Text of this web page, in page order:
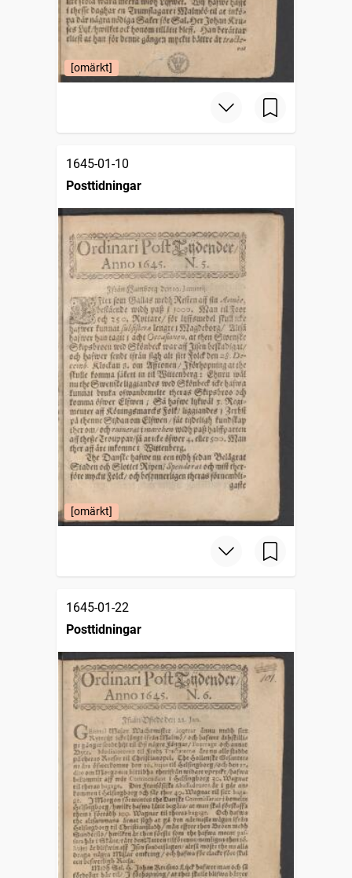
[omärkt]
1645-01-10
Posttidningar
[omärkt]
1645-01-22
Posttidningar